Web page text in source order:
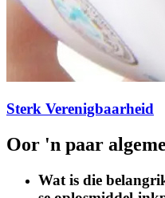
Sterk Verenigbaarheid
Oor 'n paar
Wat is die